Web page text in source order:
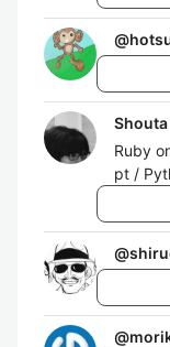
@
Shouta
Ruby
pt /
@
@